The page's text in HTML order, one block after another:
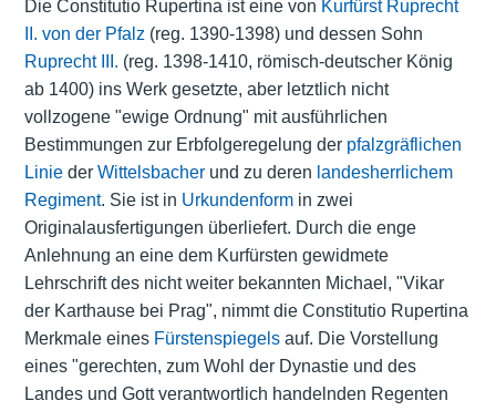
Die Constitutio Rupertina ist eine von Kurfürst Ruprecht
II. von der Pfalz (reg. 1390-1398) und dessen Sohn
Ruprecht III. (reg. 1398-1410, römisch-deutscher König
ab 1400) ins Werk gesetzte, aber letztlich nicht
vollzogene "ewige Ordnung" mit ausführlichen
Bestimmungen zur Erbfolgeregelung der pfalzgräflichen
Linieder Wittelsbacherund zu deren landesherrlichem
Regiment. Sie ist in Urkundenformin zwei
Originalausfertigungen überliefert. Durch die enge
Anlehnung an eine dem Kurfürsten gewidmete
Lehrschrift des nicht weiter bekannten Michael, "Vikar
der Karthause bei Prag", nimmt die Constitutio Rupertina
Merkmale eines Fürstenspiegelsauf. Die Vorstellung
eines "gerechten, zum Wohl der Dynastie und des
Landes und Gott verantwortlich handelnden Regenten